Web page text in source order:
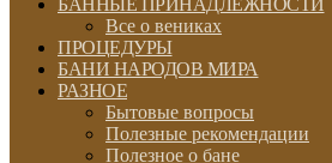
БАННЫЕ ПРИНАДЛЕЖНОСТИ
Все о вениках
ПРОЦЕДУРЫ
БАНИ НАРОДОВ МИРА
РАЗНОЕ
Бытовые вопросы
Полезные рекомендации
Полезное о бане